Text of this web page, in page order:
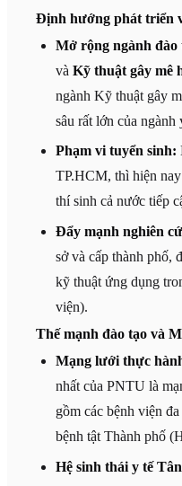
Định hướng phát triển
Mở rộng ngành đào
và Kỹ thuật gây mê
ngành Kỹ thuật gây
sâu rất lớn của ngành
Phạm vi tuyển sinh:
TP.HCM, thì hiện
thí sinh cả nước tiếp
Đẩy mạnh nghiên
sở và cấp thành phố,
kỹ thuật ứng dụng
viện).
Thế mạnh đào tạo và
Mạng lưới thực
nhất của PNTU là
gồm các bệnh viện
bệnh tật Thành phố
Hệ sinh thái y tế